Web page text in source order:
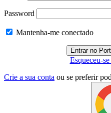
Password
Mantenha-me conectado
Esqueceu-
Crie a sua conta ou se preferir